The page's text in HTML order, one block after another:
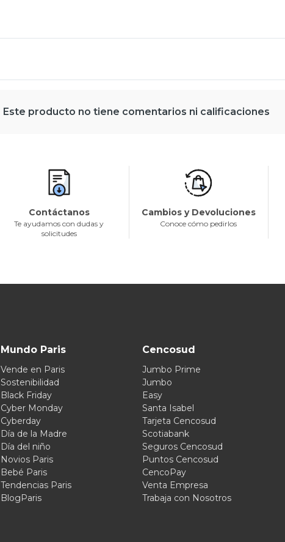
Este producto no tiene comentarios ni calificaciones
Contáctanos
Te ayudamos con dudas y
solicitudes
Cambios y Devoluciones
Conoce cómo pedirlos
Mundo Paris
Vende en Paris
Sostenibilidad
Black Friday
Cyber Monday
Cyberday
Día de la Madre
Día del niño
Novios Paris
Bebé Paris
Tendencias Paris
BlogParis
Cencosud
Jumbo Prime
Jumbo
Easy
Santa Isabel
Tarjeta Cencosud
Scotiabank
Seguros Cencosud
Puntos Cencosud
CencoPay
Venta Empresa
Trabaja con Nosotros